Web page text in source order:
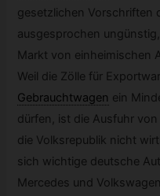
gesetzlichen Vorschriften
ausgesprochen
Markt von einheimischen
Weil die Zölle für
Gebrauchtwagen ein
dürfen, ist die Ausfuhr
die Volksrepublik nicht
sich wichtige deutsche
Mercedes und